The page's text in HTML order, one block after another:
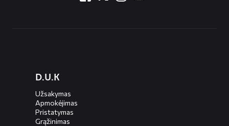
menusD.U.K
Užsakymas
Apmokėjimas
Pristatymas
Grąžinimas